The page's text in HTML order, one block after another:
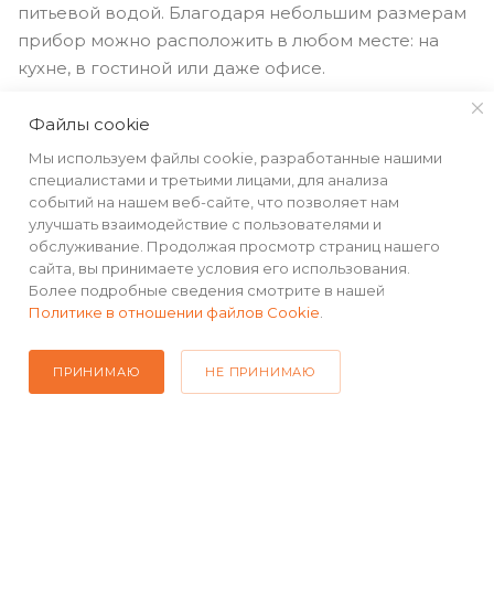
питьевой водой. Благодаря небольшим размерам
прибор можно расположить в любом месте: на
кухне, в гостиной или даже офисе.
Файлы cookie
Мы используем файлы cookie, разработанные нашими
специалистами и третьими лицами, для анализа
событий на нашем веб-сайте, что позволяет нам
улучшать взаимодействие с пользователями и
обслуживание. Продолжая просмотр страниц нашего
сайта, вы принимаете условия его использования.
Более подробные сведения смотрите в нашей
Политике в отношении файлов Cookie
ПРИНИМАЮ НЕ ПРИНИМАЮ